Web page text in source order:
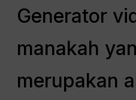
Generator
manakah
merupakan